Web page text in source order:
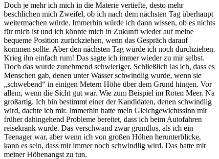
Doch je mehr ich mich in die Materie vertiefte, desto mehr
beschlichen mich Zweifel, ob ich nach dem nächsten Tag überhaupt
weitermachen würde. Immerhin würde ich dann wissen, ob es nichts
für mich ist und ich könnte mich in Zukunft wieder auf meine
bequeme Position zurückziehen, wenn das Gespräch darauf
kommen sollte. Aber den nächsten Tag würde ich noch durchziehen.
Krieg ihn einfach rum! Das sagte ich immer wieder zu mir selbst.
Doch das wurde zunehmend schwieriger. Schließlich las ich, dass es
Menschen gab, denen unter Wasser schwindlig wurde, wenn sie
„schwebend“ in einigen Metern Höhe über dem Grund hingen. Vor
allem, wenn die Sicht gut war. Wie zum Beispiel im Roten Meer. Na
großartig. Ich bin bestimmt einer der Kandidaten, denen schwindlig
wird, dachte ich mir. Immerhin hatte mein Gleichgewichtssinn mir
früher dahingehend Probleme bereitet, dass ich beim Autofahren
reisekrank wurde. Das verschwand zwar grundlos, als ich ein
Teenager war, aber wenn ich von großen Höhen herunterblicke,
kann es sein, dass mir immer noch schwindlig wird. Das hatte mit
meiner Höhenangst zu tun.